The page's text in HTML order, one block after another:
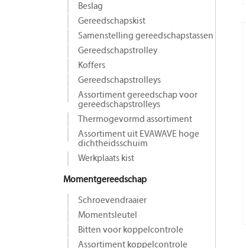
Beslag
Gereedschapskist
Samenstelling gereedschapstassen
Gereedschapstrolley
Koffers
Gereedschapstrolleys
Assortiment gereedschap voor
gereedschapstrolleys
Thermogevormd assortiment
Assortiment uit EVAWAVE hoge
dichtheidsschuim
Werkplaats kist
Momentgereedschap
Schroevendraaier
Momentsleutel
Bitten voor koppelcontrole
Assortiment koppelcontrole